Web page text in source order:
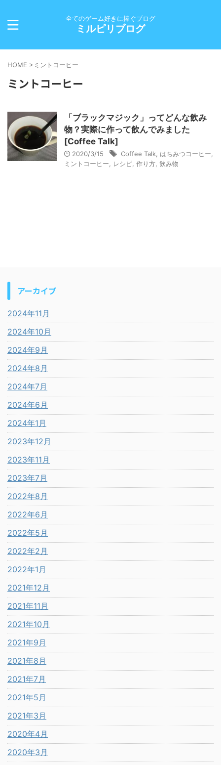
全てのゲーム好きに捧ぐブログ
ミルピリブログ
HOME > ミントコーヒー
ミントコーヒー
「ブラックマジック」ってどんな飲み
物？実際に作って飲んでみました
[Coffee Talk]
2020/3/15 Coffee Talk はちみつコーヒー
ミントコーヒー
レシピ 作り方 飲み物
アーカイブ
2024年11月
2024年10月
2024年9月
2024年8月
2024年7月
2024年6月
2024年1月
2023年12月
2023年11月
2023年7月
2022年8月
2022年6月
2022年5月
2022年2月
2022年1月
2021年12月
2021年11月
2021年10月
2021年9月
2021年8月
2021年7月
2021年5月
2021年3月
2020年4月
2020年3月